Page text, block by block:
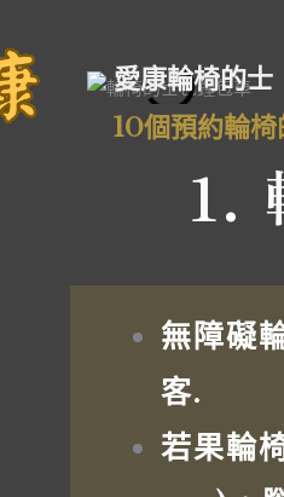
愛康輪椅的士
10個預約輪
1.
無障礙
客.
若果輪